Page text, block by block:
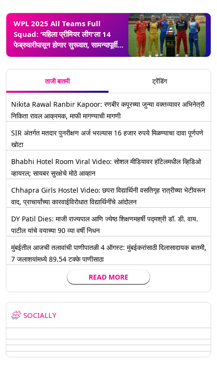
WPL 2025 All Teams Full
Squad: 'महिला प्रीमियर लीग'ला 14
फेब्रुवारीपासून होणार सुरूवात, सामन्यापूर्वी
सर्व संघांचा संपूर्ण स्क्वॉड पाहा येथे
ताजी बातमी ट्रेंडिंग
Nikita Rawal Ranbir Kapoor: रणबीर कपूरच्या जुन्या वक्तव्यावर अभिनेत्री
निकिता रावल आक्रमक, माफी मागण्याची मागणी
SIR अंतर्गत मतदार पुनरीक्षण अर्ज भरल्यास 16 हजार रुपये मिळण्याचा दावा पूर्णपणे
खोटा
Bhabhi Hotel Room Viral Video: सोशल मीडियावर हॉटेलमधील व्हिडिओ
व्हायरल; सायबर सुरक्षेचे मोठे आव्हान
Chhapra Girls Hostel Video: छपरा विद्यार्थिनी वसतिगृह रात्रीच्या भेटीवरून
वाद, प्राचार्यांच्या कारवाईविरोधात विद्यार्थिनींचे आंदोलन
DY Patil Dies: माजी राज्यपाल आणि ज्येष्ठ शिक्षणमहर्षी पद्मश्री डॉ. डी. वाय.
पाटील यांचे वयाच्या 90 व्या वर्षी निधन
मुंबईतील आजची तलावांची पाणीपातळी 4 ऑगस्ट: मुंबईकरांसाठी दिलासादायक बातमी,
7 जलाशयांमध्ये 89.54 टक्के पाणीसाठा
READ MORE
SOCIALLY